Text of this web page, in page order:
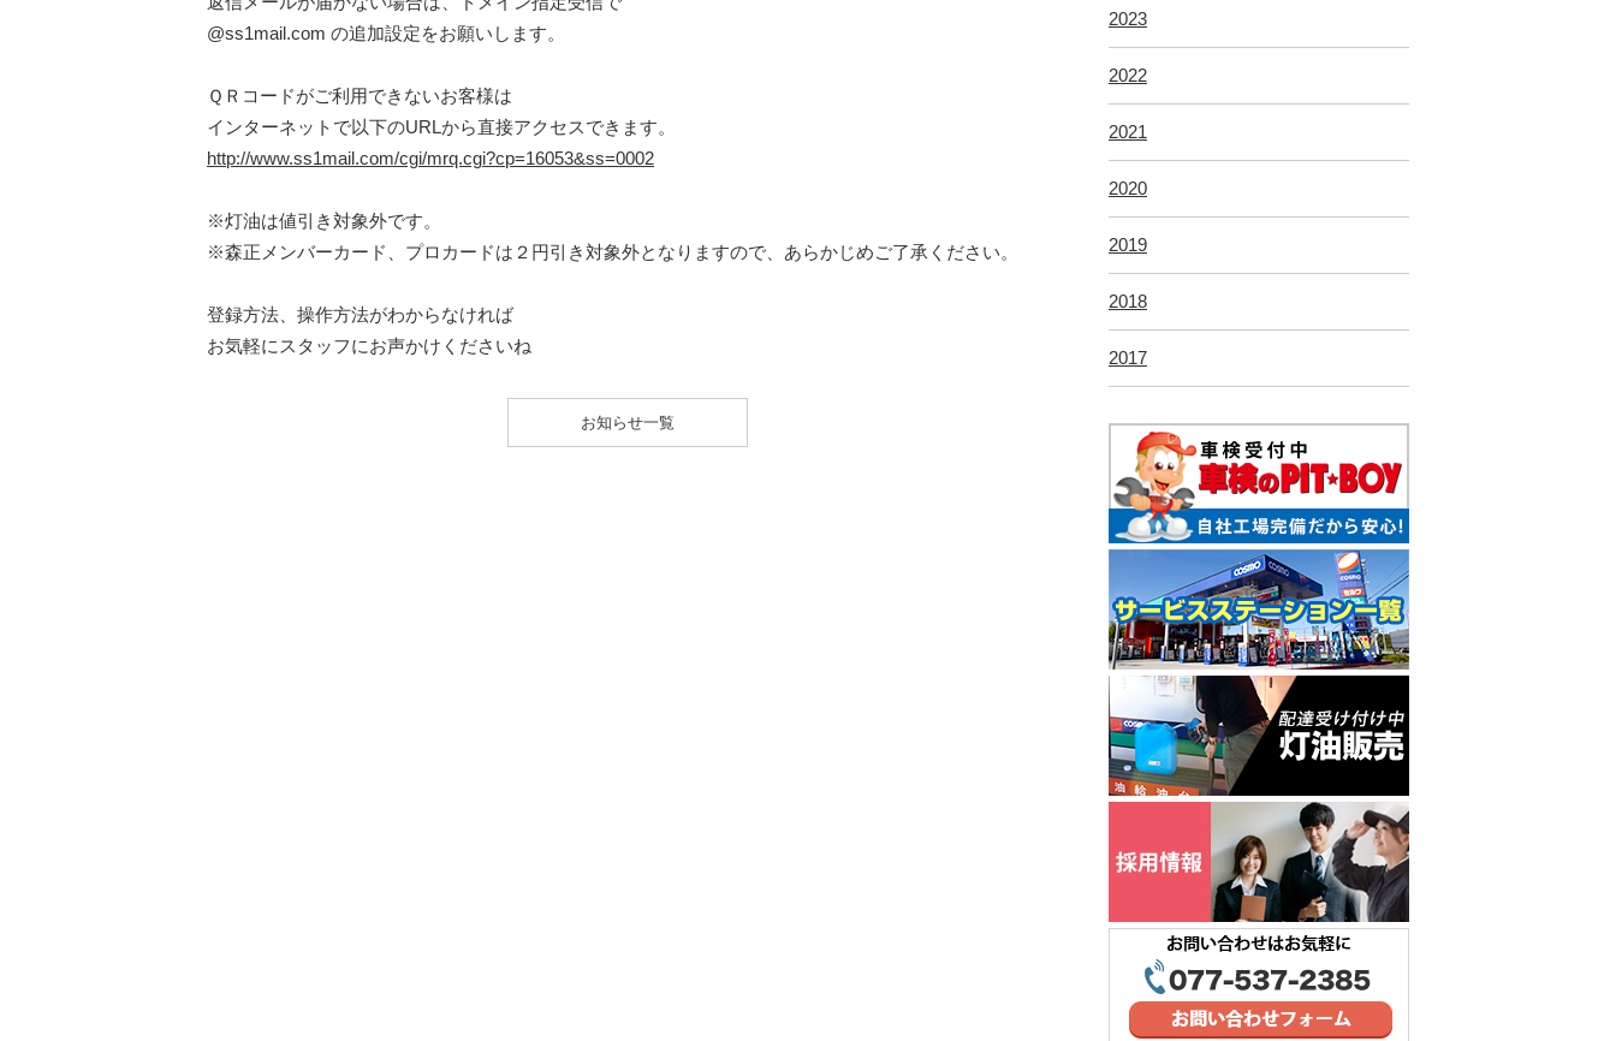
@ss1mail.com の追加設定をお願いします。
ＱＲコードがご利用できないお客様は
インターネットで以下のURLから直接アクセスできます。
http://www.ss1mail.com/cgi/mrq.cgi?cp=16053&ss=0002
※灯油は値引き対象外です。
※森正メンバーカード、プロカードは２円引き対象外となりますので、あらかじめご了承ください。
登録方法、操作方法がわからなければ
お気軽にスタッフにお声かけくださいね
お知らせ一覧
2023
2022
2021
2020
2019
2018
2017